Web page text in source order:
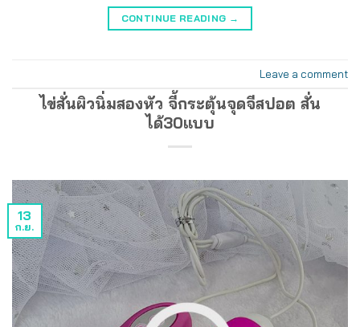
CONTINUE READING →
Leave a comment
ไข่สั่นผิวนิ่มสองหัว จี้กระตุ้นจุดจีสปอต สั่น
ได้30แบบ
13
ก.ย.